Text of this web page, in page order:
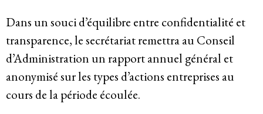
Dans un souci d’équilibre entre confidentialité et
transparence, le secrétariat remettra au Conseil
d’Administration un rapport annuel général et
anonymisé sur les types d’actions entreprises au
cours de la période écoulée.